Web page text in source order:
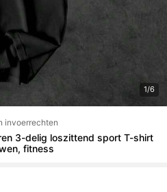
1/6
invoerrechten
3-delig loszittend sport T-shirt
fitness